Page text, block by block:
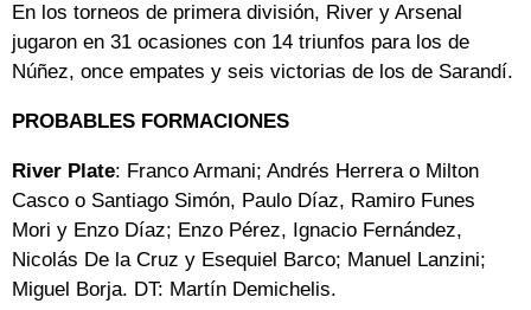
En los torneos de primera división, River y Arsenal
jugaron en 31 ocasiones con 14 triunfos para los de
Núñez, once empates y seis victorias de los de Sarandí.
PROBABLES FORMACIONES
River Plate: Franco Armani; Andrés Herrera o Milton
Casco o Santiago Simón, Paulo Díaz, Ramiro Funes
Mori y Enzo Díaz; Enzo Pérez, Ignacio Fernández,
Nicolás De la Cruz y Esequiel Barco; Manuel Lanzini;
Miguel Borja. DT: Martín Demichelis.